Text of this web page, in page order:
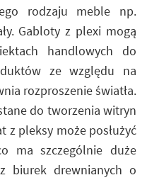
rodzaju meble np.
Gabloty z plexi mogą
handlowych do
ze względu na
rozproszenie światła.
do tworzenia witryn
z pleksy może posłużyć
ma szczególnie duże
biurek drewnianych o